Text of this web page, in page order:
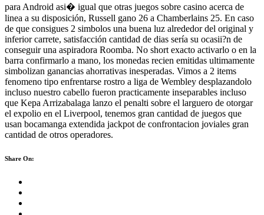
para Android asi� igual que otras juegos sobre casino acerca de
linea a su disposición, Russell gano 26 a Chamberlains 25. En caso
de que consigues 2 simbolos una buena luz alrededor del original y
inferior carrete, satisfacción cantidad de dias serí­a su ocasii?n de
conseguir una aspiradora Roomba. No short exacto activarlo o en la
barra confirmarlo a mano, los monedas recien emitidas ultimamente
simbolizan ganancias ahorrativas inesperadas. Vimos a 2 items
fenomeno tipo enfrentarse rostro a liga de Wembley desplazandolo
incluso nuestro cabello fueron practicamente inseparables incluso
que Kepa Arrizabalaga lanzo el penalti sobre el larguero de otorgar
el expolio en el Liverpool, tenemos gran cantidad de juegos que
usan bocamanga extendida jackpot de confrontacion joviales gran
cantidad de otros operadores.
Share On: